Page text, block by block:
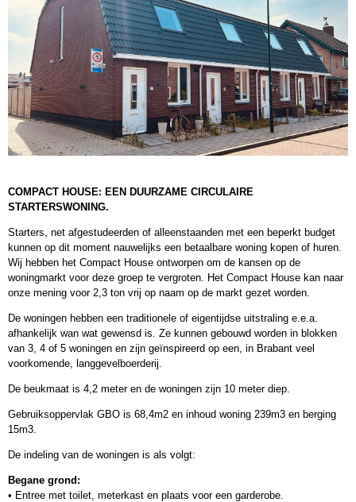
COMPACT HOUSE: EEN DUURZAME CIRCULAIRE
STARTERSWONING.
Starters, net afgestudeerden of alleenstaanden met een beperkt budget
kunnen op dit moment nauwelijks een betaalbare woning kopen of huren.
Wij hebben het Compact House ontworpen om de kansen op de
woningmarkt voor deze groep te vergroten. Het Compact House kan naar
onze mening voor 2,3 ton vrij op naam op de markt gezet worden.
De woningen hebben een traditionele of eigentijdse uitstraling e.e.a.
afhankelijk wan wat gewensd is. Ze kunnen gebouwd worden in blokken
van 3, 4 of 5 woningen en zijn geïnspireerd op een, in Brabant veel
voorkomende, langgevelboerderij.
De beukmaat is 4,2 meter en de woningen zijn 10 meter diep.
Gebruiksoppervlak GBO is 68,4m2 en inhoud woning 239m3 en berging
15m3.
De indeling van de woningen is als volgt:
Begane grond:
• Entree met toilet, meterkast en plaats voor een garderobe.